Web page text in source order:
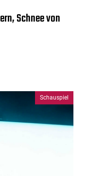
Schnee von
Schauspiel